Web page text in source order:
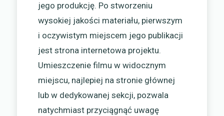
jego produkcję. Po stworzeniu
wysokiej jakości materiału, pierwszym
i oczywistym miejscem jego publikacji
jest strona internetowa projektu.
Umieszczenie filmu w widocznym
miejscu, najlepiej na stronie głównej
lub w dedykowanej sekcji, pozwala
natychmiast przyciągnąć uwagę